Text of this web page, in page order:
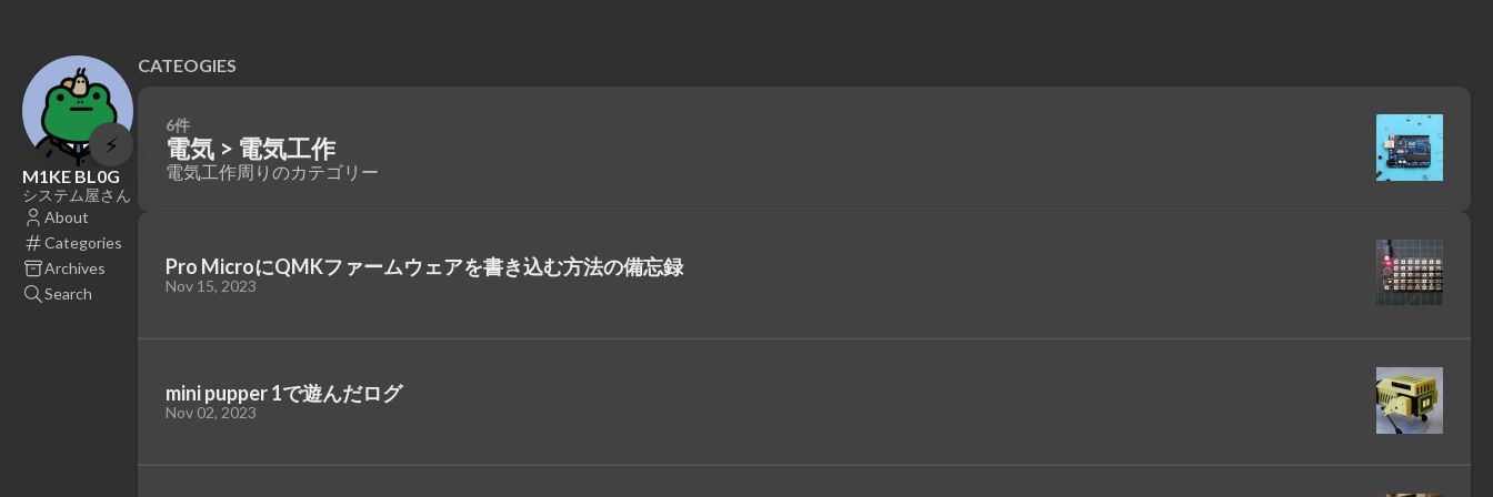
⚡
M1KE BL0G
システム屋さん
About
Categories
Archives
Search
CATEOGIES
6件
電気 > 電気工作
電気工作周りのカテゴリー
Pro MicroにQMKファームウェアを書き込む方法の備忘録
Nov 15, 2023
mini pupper 1で遊んだログ
Nov 02, 2023